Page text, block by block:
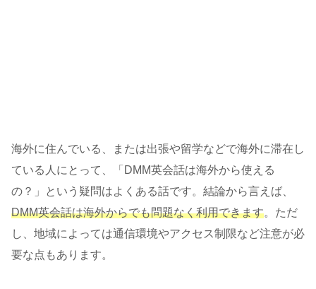
海外に住んでいる、または出張や留学などで海外に滞在し
ている人にとって、「DMM英会話は海外から使える
の？」という疑問はよくある話です。結論から言えば、
DMM英会話は海外からでも問題なく利用できます。ただ
し、地域によっては通信環境やアクセス制限など注意が必
要な点もあります。